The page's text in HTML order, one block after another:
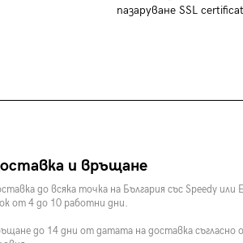
пазаруване SSL
и връщане
до всяка точка на България със Speedy или
от 4 до 10 работни дни.
до 14 дни от датата на доставка съгласно